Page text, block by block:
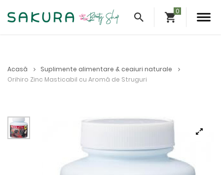
Acasă
Suplimente alimentare & ceaiuri naturale
Orihiro Zinc Masticabil cu Aromă de Struguri